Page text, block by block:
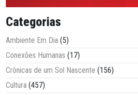
Categorias
Ambiente Em Dia (5)
Conexões Humanas (17)
Crônicas de um Sol Nascente (156)
Cultura (457)